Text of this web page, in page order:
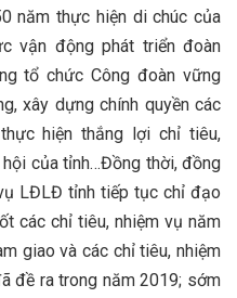
năm thực hiện di chúc của
vận động phát triển đoàn
tổ chức Công đoàn vững
xây dựng chính quyền các
hiện thắng lợi chỉ tiêu,
của tỉnh…Đồng thời, đồng
LĐLĐ tỉnh tiếp tục chỉ đạo
các chỉ tiêu, nhiệm vụ năm
giao và các chỉ tiêu, nhiệm
đề ra trong năm 2019; sớm